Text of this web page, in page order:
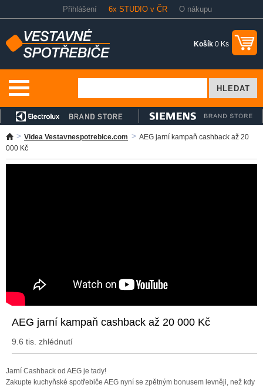
Přihlášení 6x STUDIO v ČR O nákupu
Košík 0 Ks
Videa Vestavnespotrebice.com
AEG jarní kampaň cashback až 20
000 Kč
AEG jarní kampaň cashback až 20 000 Kč
9.6 tis. zhlédnutí
Jarní Cashback od AEG je tady!
Zakupte kuchyňské spotřebiče AEG nyní se zpětným bonusem levněji, než kdy